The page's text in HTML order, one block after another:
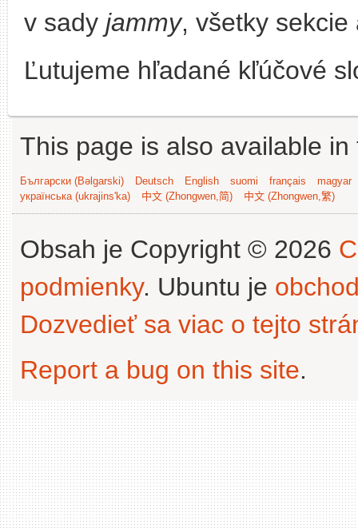
v sady jammy, všetky
Ľutujeme hľadané kľúčové
This page is also available
Български (Bəlgarski) Deutsch English suomi français
magyar
українська (ukrajins'ka)
中文 (Zhongwen,简) 中文 (Zhongwen,繁)
Obsah je Copyright © 2026
podmienky. Ubuntu je
Dozvedieť sa viac o tejto
Report a bug on this site.